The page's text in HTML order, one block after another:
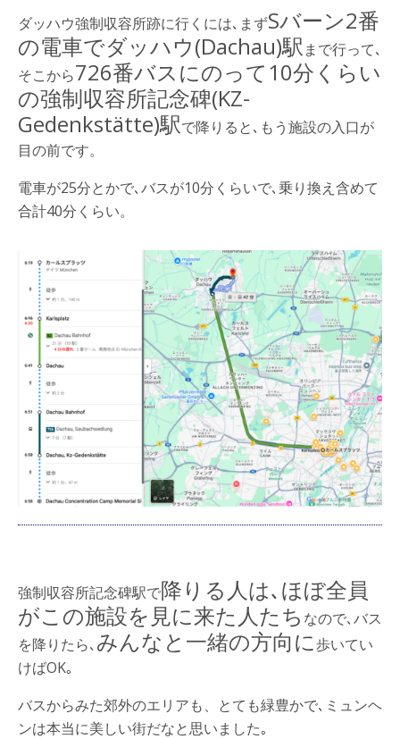
ダッハウ強制収容所跡に行くには､まずSバーン2番
の電車でダッハウ(Dachau)駅 まで行って､
そこから726番バスにのって10分くらい
の強制収容所記念碑(KZ-
Gedenkstätte)駅で降りると､もう施設の入口が
目の前です。
電車が25分とかで､バスが10分くらいで､乗り換え含めて
合計40分くらい。
強制収容所記念碑駅で降りる人は､ほぼ全員
がこの施設を見に来た人たち なので､バス
を降りたら､ みんなと一緒の方向に歩いてい
けばOK｡
バスからみた郊外のエリアも、とても緑豊かで､ミュンヘ
ンは本当に美しい街だなと思いました｡